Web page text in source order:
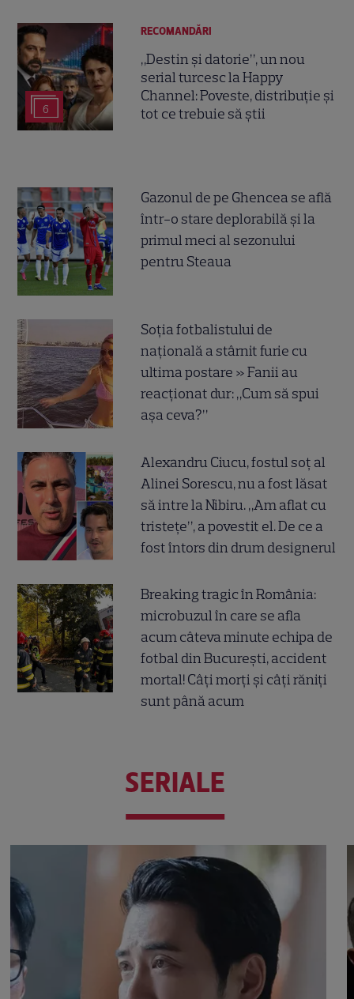
6
RECOMANDĂRI
„Destin și datorie”, un nou
serial turcesc la Happy
Channel: Poveste, distribuție și
tot ce trebuie să știi
Gazonul de pe Ghencea se află
într-o stare deplorabilă și la
primul meci al sezonului
pentru Steaua
Soția fotbalistului de
națională a stârnit furie cu
ultima postare » Fanii au
reacționat dur: „Cum să spui
așa ceva?”
Alexandru Ciucu, fostul soț al
Alinei Sorescu, nu a fost lăsat
să intre la Nibiru. „Am aflat cu
tristețe”, a povestit el. De ce a
fost întors din drum designerul
Breaking tragic în România:
microbuzul în care se afla
acum câteva minute echipa de
fotbal din București, accident
mortal! Câți morți și câți răniți
sunt până acum
SERIALE